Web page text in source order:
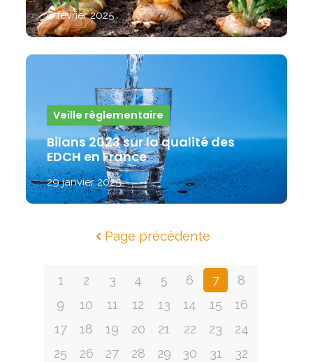
6 février 2025
Veille règlementaire
Bilans 2023 sur la qualité des
EDCH en France
29 janvier 2025
Page précédente
1 2 3 4 5 6 7
8
9
10 11 12 13 14 15
16
17
18 19 20 21 22 23
24
25
26 27 28 29 30 31
32